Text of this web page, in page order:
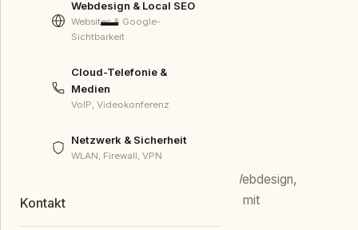
Webdesign & Local SEO
Websites & Google-
Sichtbarkeit
Cloud-Telefonie &
Medien
VoIP, Videokonferenz
Netzwerk & Sicherheit
WLAN, Firewall, VPN
Kontakt
/ Leistungen
Was wir für Sie tun
Vier Bereiche, ein Ansprechpartner. EDV, Webdesign,
Telefonie und Netzwerk — aus einer Hand, mit